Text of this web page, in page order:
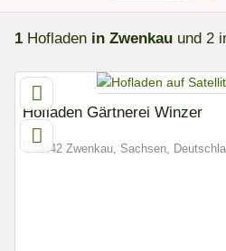
1 Hofladen in Zwenkau und 2
Hofladen Gärtnerei Winzer
4442 Zwenkau, Sachsen,